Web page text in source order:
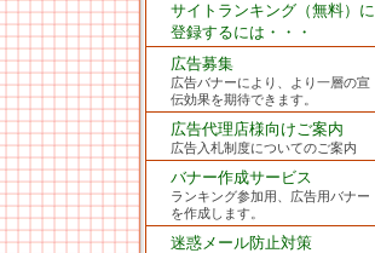
サイトランキング（無料）に
登録するには・・・
広告募集
広告バナーにより、より一層の宣
伝効果を期待できます。
広告代理店様向けご案内
広告入札制度についてのご案内
バナー作成サービス
ランキング参加用、広告用バナー
を作成します。
迷惑メール防止対策